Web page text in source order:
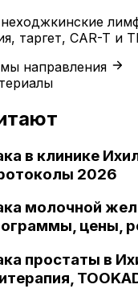
таргет, CAR-T и
направления
в клинике
2026
молочной
цены,
простаты в